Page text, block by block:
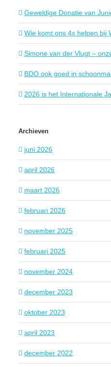
Geweldige Donatie van
Wie komt ons 4x helpen bij
Simone van der Vlugt –
BDO ook goed in
2026 is het Internationale
Archieven
juni 2026
april 2026
maart 2026
februari 2026
november 2025
februari 2025
november 2024
december 2023
oktober 2023
april 2023
december 2022